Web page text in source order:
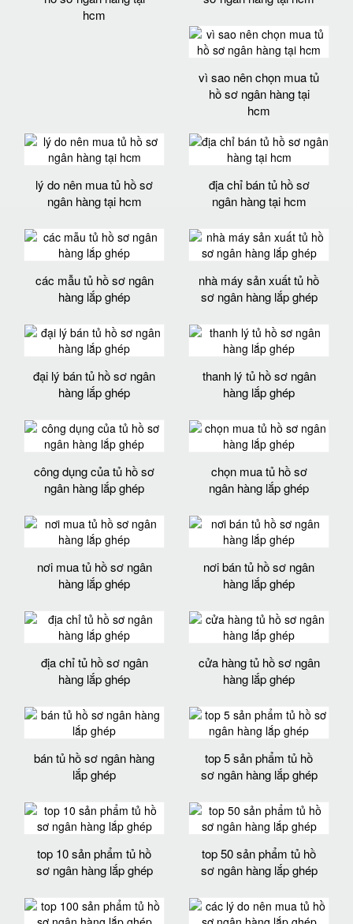
hcm
vì sao nên chọn mua tủ
hồ sơ ngân hàng tại
hcm
lý do nên mua tủ hồ sơ
ngân hàng tại hcm
địa chỉ bán tủ hồ sơ
ngân hàng tại hcm
các mẫu tủ hồ sơ ngân
hàng lắp ghép
nhà máy sản xuất tủ hồ
sơ ngân hàng lắp ghép
đại lý bán tủ hồ sơ ngân
hàng lắp ghép
thanh lý tủ hồ sơ ngân
hàng lắp ghép
công dụng của tủ hồ sơ
ngân hàng lắp ghép
chọn mua tủ hồ sơ
ngân hàng lắp ghép
nơi mua tủ hồ sơ ngân
hàng lắp ghép
nơi bán tủ hồ sơ ngân
hàng lắp ghép
địa chỉ tủ hồ sơ ngân
hàng lắp ghép
cửa hàng tủ hồ sơ ngân
hàng lắp ghép
bán tủ hồ sơ ngân hàng
lắp ghép
top 5 sản phẩm tủ hồ
sơ ngân hàng lắp ghép
top 10 sản phẩm tủ hồ
sơ ngân hàng lắp ghép
top 50 sản phẩm tủ hồ
sơ ngân hàng lắp ghép